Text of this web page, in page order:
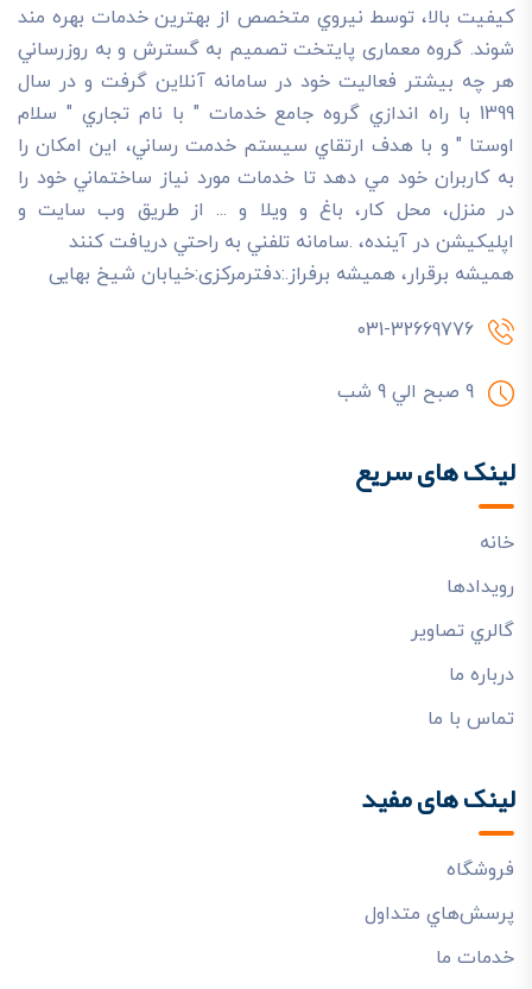
کيفيت بالا، توسط نيروي متخصص از بهترين خدمات بهره مند
شوند. گروه معماری پایتخت تصميم به گسترش و به روزرساني
هر چه بيشتر فعاليت خود در سامانه آنلاين گرفت و در سال
1399 با راه اندازي گروه جامع خدمات " با نام تجاري " سلام
اوستا " و با هدف ارتقاي سيستم خدمت رساني، اين امکان را
به کاربران خود مي دهد تا خدمات مورد نياز ساختماني خود را
در منزل، محل کار، باغ و ويلا و ... از طريق وب سايت و
اپليکيشن در آينده، .سامانه تلفني به راحتي دريافت کنند
هميشه برقرار، هميشه برفراز.:دفترمرکزی:خیابان شیخ بهایی
031-32669776
9 صبح الي 9 شب
لینک های سریع
خانه
رويدادها
گالري تصاوير
درباره ما
تماس با ما
لینک های مفید
فروشگاه
پرسش‌هاي متداول
خدمات ما